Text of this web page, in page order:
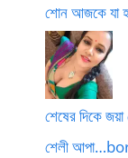
শোন আজকে যা
শেষের দিকে
শেলী